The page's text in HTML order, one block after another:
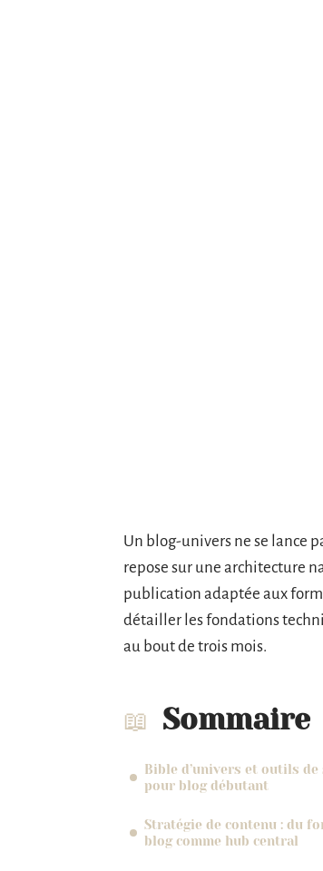
Un blog-univers ne se lance
repose sur une architecture
publication adaptée aux
détailler les fondations
au bout de trois mois.
Sommaire
Bible d’univers et outils
pour blog débutant
Stratégie de contenu : du
blog comme hub central